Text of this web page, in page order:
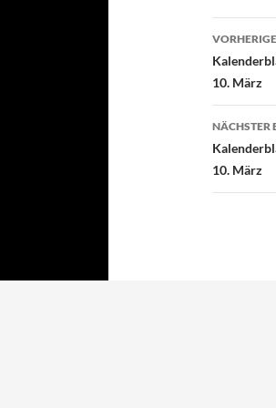
10. März
NÄCHSTER
10. März